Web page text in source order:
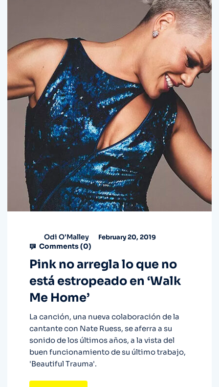
Odi O'Malley February 20, 2019
Comments (0)
Pink no arregla lo que no
está estropeado en ‘Walk
Me Home’
La canción, una nueva colaboración de la
cantante con Nate Ruess, se aferra a su
sonido de los últimos años, a la vista del
buen funcionamiento de su último trabajo,
'Beautiful Trauma'.